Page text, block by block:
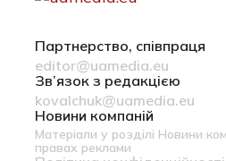
Партнерство, співпраця
editor@uamedia.eu
Зв’язок з редакцією
kovalchuk@uamedia.eu
Новини компаній
Матеріали у розділі Новини
правах реклами